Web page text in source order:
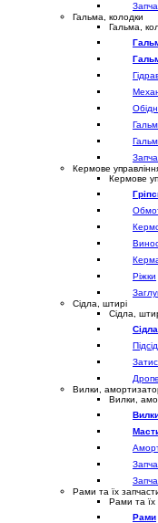
Гальма, колодки
Гальма,
Кермове
Кермове
Ріжки
Сідла, штирі
Сідла,
Сідла
Вилки,
Вилки,
Рами та їх
Рами та їх
Рами